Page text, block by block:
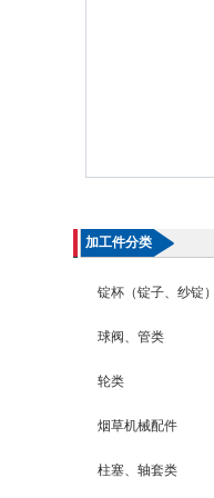
加工件分类
锭杯（锭子、纱锭）
球阀、管类
轮类
烟草机械配件
柱塞、轴套类